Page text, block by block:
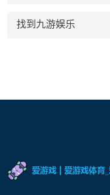
找到九游娱乐